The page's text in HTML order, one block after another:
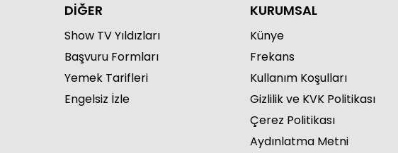
DİĞER
Show TV Yıldızları
Başvuru Formları
Yemek Tarifleri
Engelsiz İzle
KURUMSAL
Künye
Frekans
Kullanım Koşulları
Gizlilik ve KVK Politikası
Çerez Politikası
Aydınlatma Metni